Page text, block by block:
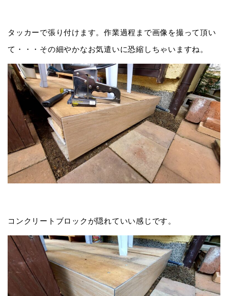
タッカーで張り付けます。作業過程まで画像を撮って頂い
て・・・その細やかなお気遣いに恐縮しちゃいますね。
コンクリートブロックが隠れていい感じです。